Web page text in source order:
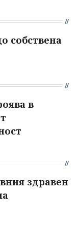
собствена
в
здравен